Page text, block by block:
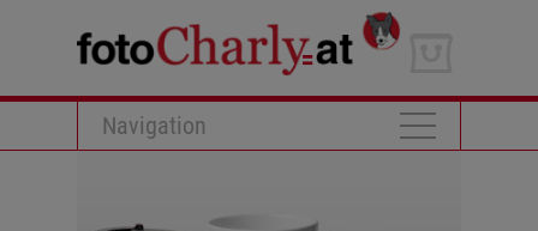
Navigation